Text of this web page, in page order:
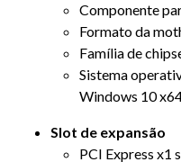
Componente
Formato da
Família de
Sistema
Windows 10
Slot de expansão
PCI Express x1